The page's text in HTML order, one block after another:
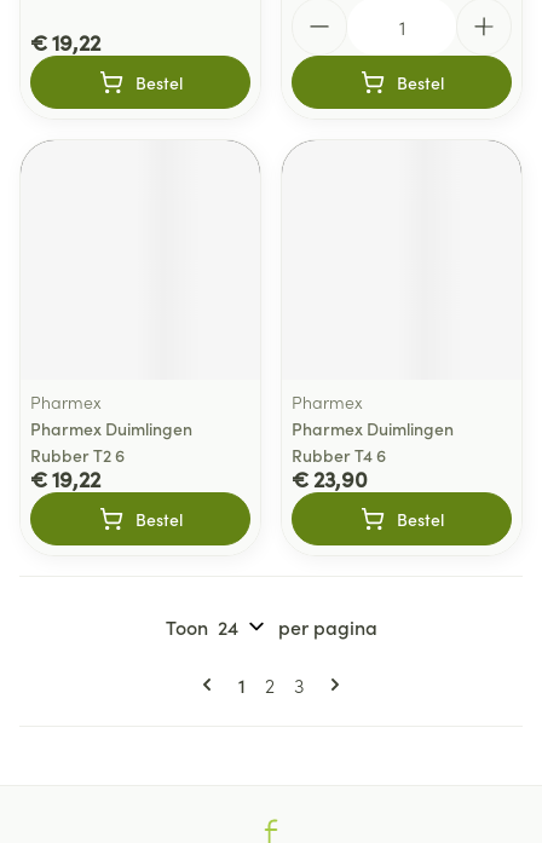
€ 19,22
Bestel Bestel
Pharmex
Pharmex Duimlingen
Rubber T2 6
€ 19,22
Bestel
Pharmex
Pharmex Duimlingen
Rubber T4 6
€ 23,90
Bestel
Pagina's
U lees momenteel pagina
1 Pagina
2 Pagina
3
Toon per pagina